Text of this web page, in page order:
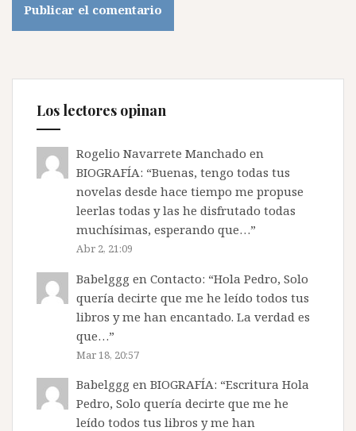
Los lectores opinan
Rogelio Navarrete Manchado en
BIOGRAFÍA: “Buenas, tengo todas tus
novelas desde hace tiempo me propuse
leerlas todas y las he disfrutado todas
muchísimas, esperando que…”
Abr 2, 21:09
Babelggg en Contacto: “Hola Pedro, Solo
quería decirte que me he leído todos tus
libros y me han encantado. La verdad es
que…”
Mar 18, 20:57
Babelggg en BIOGRAFÍA: “Escritura Hola
Pedro, Solo quería decirte que me he
leído todos tus libros y me han